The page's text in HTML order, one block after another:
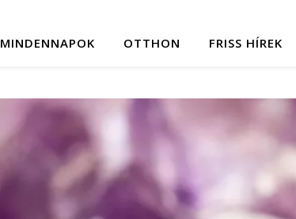
MINDENNAPOK OTTHON FRISS HÍREK